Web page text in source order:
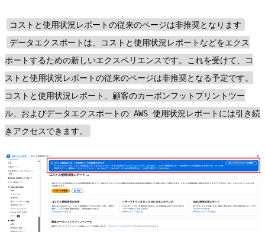
コストと使用状況レポートの従来のページは非推奨となります
データエクスポートは、コストと使用状況レポートなどをエクス
ポートするための新しいエクスペリエンスです。これを受けて、コ
ストと使用状況レポートの従来のページは非推奨となる予定です。
コストと使用状況レポート、顧客のカーボンフットプリントツー
ル、およびデータエクスポートの AWS 使用状況レポートには引き続
きアクセスできます。